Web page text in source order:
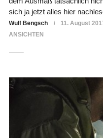
sich ja jetzt alles hier
Wulf Bengsch 11. August
ANSICHTEN